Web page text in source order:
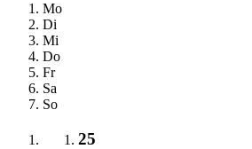
Mo
Di
Mi
Do
Fr
Sa
So
25